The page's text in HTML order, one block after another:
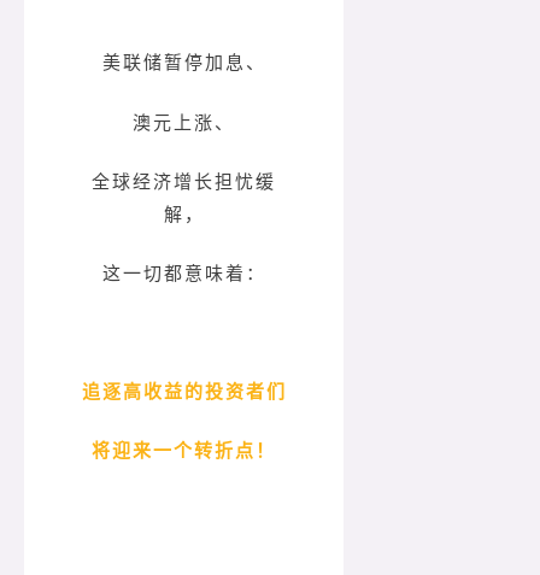
美联储暂停加息、
澳元上涨、
全球经济增长担忧缓
解，
这一切都意味着：
追逐高收益的投资者们
将迎来一个转折点！